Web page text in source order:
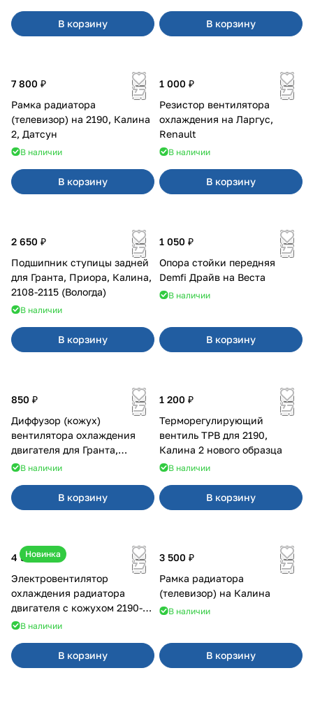
В корзину В корзину
7 800 ₽
Рамка радиатора
(телевизор) на 2190, Калина
2, Датсун
В наличии
В корзину
1 000 ₽
Резистор вентилятора
охлаждения на Ларгус,
Renault
В наличии
В корзину
2 650 ₽
Подшипник ступицы задней
для Гранта, Приора, Калина,
2108-2115 (Вологда)
В наличии
В корзину
1 050 ₽
Опора стойки передняя
Demfi Драйв на Веста
В наличии
В корзину
850 ₽
Диффузор (кожух)
вентилятора охлаждения
двигателя для Гранта,
Калина-2, Датсун нового
В наличии
В корзину
1 200 ₽
Терморегулирующий
вентиль ТРВ для 2190,
Калина 2 нового образца
В наличии
В корзину
Новинка
4 550 ₽
Электровентилятор
охлаждения радиатора
двигателя с кожухом 2190-
2194 н/о с кондиционером
В наличии
В корзину
3 500 ₽
Рамка радиатора
(телевизор) на Калина
В наличии
В корзину